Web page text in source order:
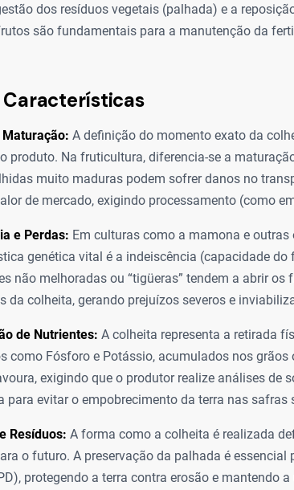
dos resíduos vegetais (palhada) e a
são fundamentais para a manutenção da
Características
Maturação: A definição do momento exato da
produto. Na fruticultura, diferencia-se a
muito maduras podem sofrer danos no
de mercado, exigindo processamento (como
e Perdas: Em culturas como a mamona e outras
genética vital é a indeiscência (capacidade
não melhoradas ou “tigüeras” tendem a abrir os
da colheita, gerando prejuízos severos e
de Nutrientes: A colheita representa a retirada
como Fósforo e Potássio, acumulados nos
exigindo que o produtor realize análises de
para evitar o empobrecimento da terra nas safras
Resíduos: A forma como a colheita é realizada
o futuro. A preservação da palhada é essencial
protegendo a terra contra erosão e mantendo